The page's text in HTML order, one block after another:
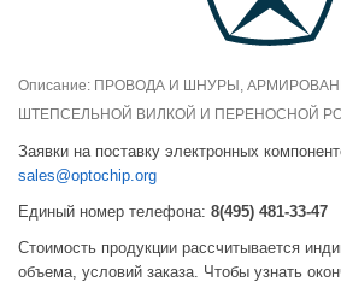
Описание: ПРОВОДА И ШНУРЫ,
ШТЕПСЕЛЬНОЙ ВИЛКОЙ И ПЕРЕНОСНОЙ
Заявки на поставку электронных
sales@optochip.org
Единый номер телефона: 8(495) 481-33-47
Стоимость продукции рассчитывается
объема, условий заказа. Чтобы узнать